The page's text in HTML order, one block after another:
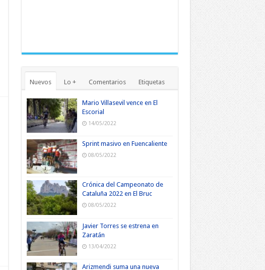
Nuevos Lo + Comentarios Etiquetas
Mario Villasevil vence en El
Escorial
14/05/2022
Sprint masivo en Fuencaliente
08/05/2022
Crónica del Campeonato de
Cataluña 2022 en El Bruc
08/05/2022
Javier Torres se estrena en
Zaratán
13/04/2022
Arizmendi suma una nueva